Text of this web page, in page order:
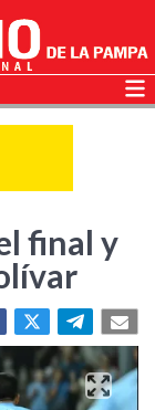
final y